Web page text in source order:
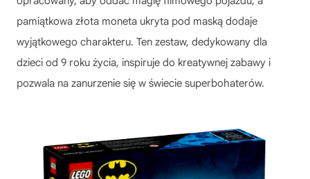
pamiątkowa złota moneta ukryta pod maską dodaje
wyjątkowego charakteru. Ten zestaw, dedykowany dla
dzieci od 9 roku życia, inspiruje do kreatywnej zabawy i
pozwala na zanurzenie się w świecie superbohaterów.